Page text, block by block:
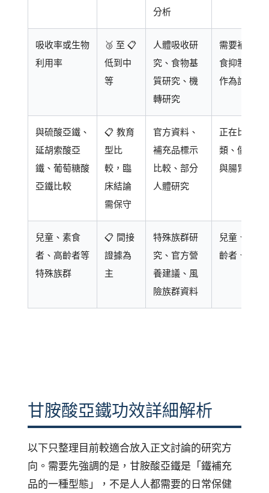
分析
吸收率或生物
利用率
🥉 至 📋
低到中
等
人體吸收研
究、食物基
質研究、機
轉研究
需要補鐵但
食抑制吸收
作為討論方
與硫酸亞鐵、
延胡索酸亞
鐵、葡萄糖酸
亞鐵比較
📋 教育
型比
較，臨
床結論
需保守
官方資料、
補充品標示
比較、部分
人體研究
正在比較鐵
類、價格、
與腸胃耐受
兒童、素食
者、高齡者等
特殊族群
📋 間接
證據為
主
特殊族群研
究、官方營
養建議、風
險族群資料
兒童、素食
齡者、慢性
甘胺酸亞鐵功效詳細解析
以下只整理目前較適合放入正文討論的研究方
向。需要先強調的是，甘胺酸亞鐵是「鐵補充
品的一種型態」，不是人人都需要的日常保健